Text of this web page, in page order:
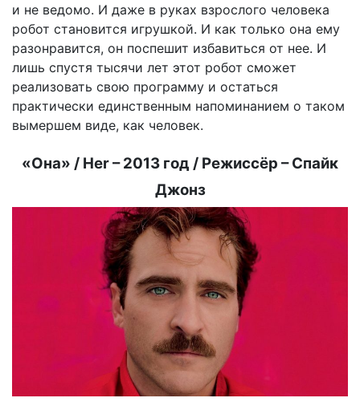
и не ведомо. И даже в руках взрослого человека
робот становится игрушкой. И как только она ему
разонравится, он поспешит избавиться от нее. И
лишь спустя тысячи лет этот робот сможет
реализовать свою программу и остаться
практически единственным напоминанием о таком
вымершем виде, как человек.
«Она» / Her – 2013 год / Режиссёр – Спайк
Джонз